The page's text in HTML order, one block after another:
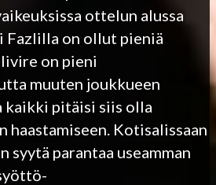
ottelun alussa
Fazlilla on ollut pieniä
on pieni
muuten joukkueen
kaikki pitäisi siis olla
haastamiseen. Kotisalissaan
syytä parantaa useamman